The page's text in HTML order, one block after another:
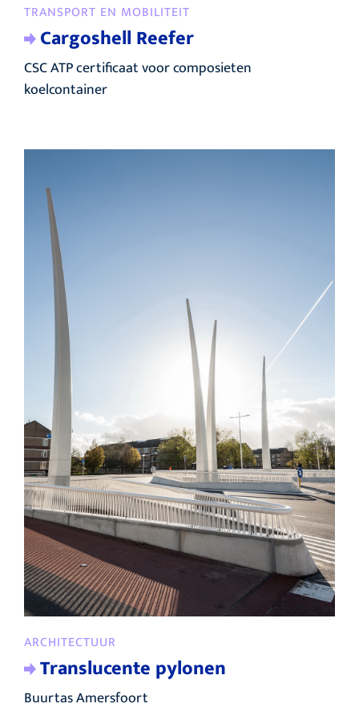
TRANSPORT EN MOBILITEIT
Cargoshell Reefer
CSC ATP certificaat voor composieten
koelcontainer
ARCHITECTUUR
Translucente pylonen
Buurtas Amersfoort